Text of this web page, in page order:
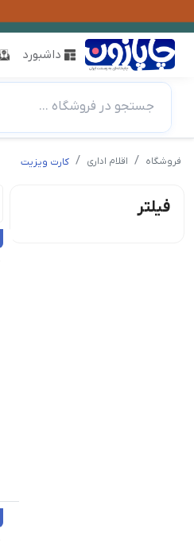
داشبورد
جستجو در فروشگاه ...
فروشگاه اقلام اداری کارت ویزیت
فیلتر